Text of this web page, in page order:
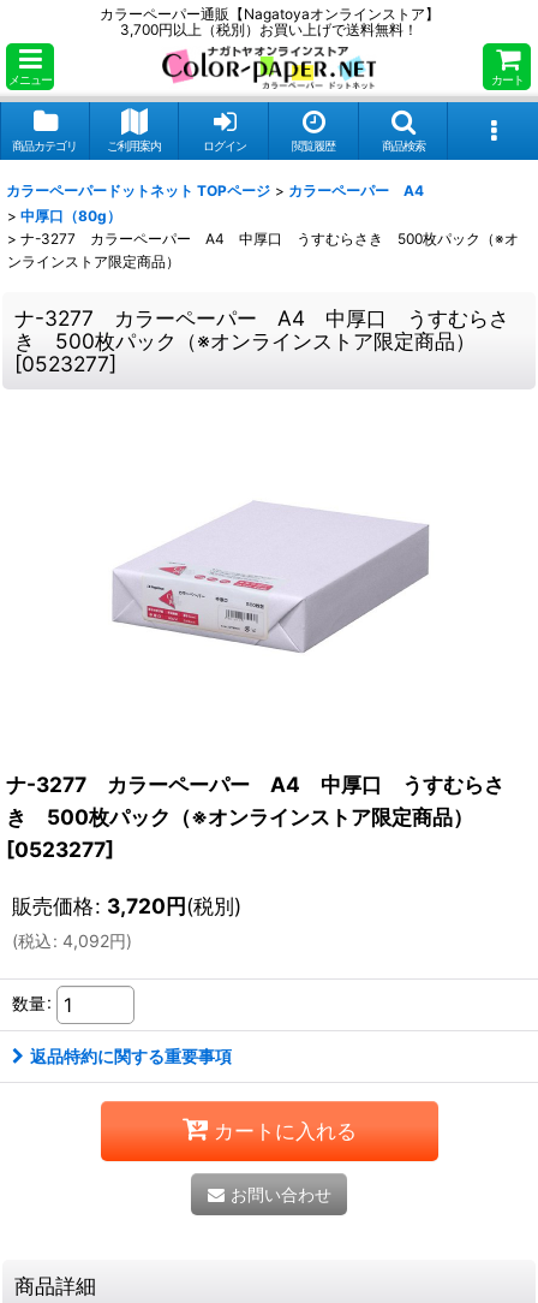
カラーペーパー通販【Nagatoyaオンラインストア】
3,700円以上（税別）お買い上げで送料無料！
メニュー カート
商品カテゴリ ご利用案内 ログイン 閲覧履歴 商品検索
カラーペーパードットネット TOPページ > カラーペーパー A4
> 中厚口（80g）
> ナ-3277 カラーペーパー A4 中厚口 うすむらさき 500枚パック（※オ
ンラインストア限定商品）
ナ-3277 カラーペーパー A4 中厚口 うすむらさ
き 500枚パック（※オンラインストア限定商品）
[0523277]
ナ-3277 カラーペーパー A4 中厚口 うすむらさ
き 500枚パック（※オンラインストア限定商品）
[0523277]
販売価格: 3,720円(税別)
(税込: 4,092円)
数量:
返品特約に関する重要事項
カートに入れる
お問い合わせ
商品詳細